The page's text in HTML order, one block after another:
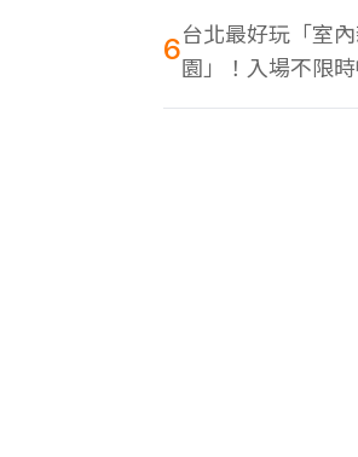
6台北最好玩「室
園」！入場不限
幕Switch遊戲區